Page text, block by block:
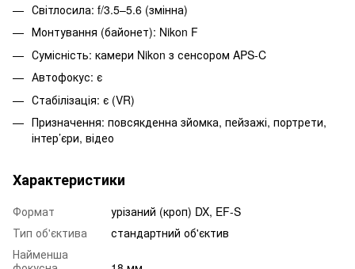
Світлосила: f/3.5–5.6 (змінна)
Монтування (байонет): Nikon F
Сумісність: камери Nikon з сенсором APS-C
Автофокус: є
Стабілізація: є (VR)
Призначення: повсякденна зйомка, пейзажі, портрети,
інтер’єри, відео
Характеристики
Формат
урізаний (кроп) DX, EF-S
Тип об'єктива
стандартний об'єктив
Найменша